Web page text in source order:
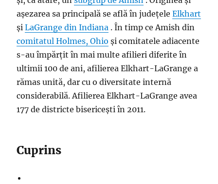
așezarea sa principală se află în județeleElkhart
șiLaGrange dinIndiana . În timp ce Amish din
comitatul Holmes, Ohio și comitatele adiacente
s-au împărțit în mai multe afilieri diferite în
ultimii 100 de ani, afilierea Elkhart-LaGrange a
rămas unită, dar cu o diversitate internă
considerabilă. Afilierea Elkhart-LaGrange avea
177 de districte bisericești în 2011.
Cuprins